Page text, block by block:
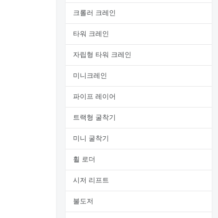
크롤러 크레인
타워 크레인
자립형 타워 크레인
미니크레인
파이프 레이어
트랙형 굴착기
미니 굴착기
휠 로더
시저 리프트
불도저